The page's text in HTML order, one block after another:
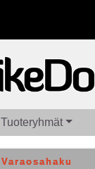
Tuoteryhmät
Varaosahaku